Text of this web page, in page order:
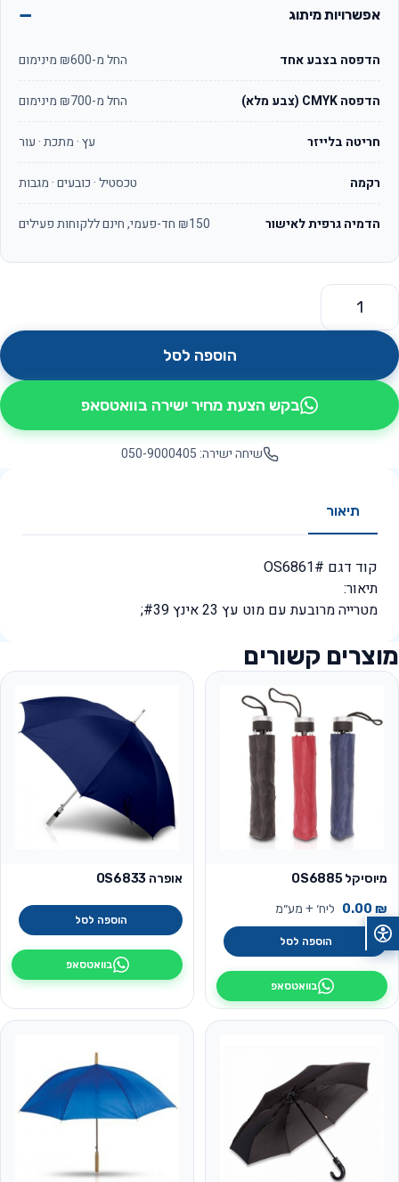
אפשרויות מיתוג
הדפסה בצבע אחד החל מ-₪600 מינימום
הדפסה CMYK (צבע מלא) החל מ-₪700 מינימום
חריטה בלייזר עץ · מתכת · עור
רקמה טכסטיל · כובעים · מגבות
הדמיה גרפית לאישור ₪150 חד-פעמי, חינם ללקוחות פעילים
כמות של סימפוני OS6861
הוספה לסל
בקש הצעת מחיר ישירה בוואטסאפ
שיחה ישירה: 050-9000405
תיאור
קוד דגם #OS6861
תיאור:
מטרייה מרובעת עם מוט עץ 23 אינץ #39;
מוצרים קשורים
מיוסיקל OS6885
0.00 ₪ ליח׳ + מע״מ
הוספה לסל
בוואטסאפ
אופרה OS6833
הוספה לסל
בוואטסאפ